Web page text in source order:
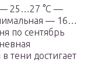
— 25…27 °C —
— 16…
по сентябрь
тени достигает